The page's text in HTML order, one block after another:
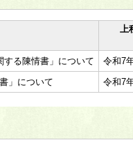
上
する陳情書」について
令和7
」について 令和7